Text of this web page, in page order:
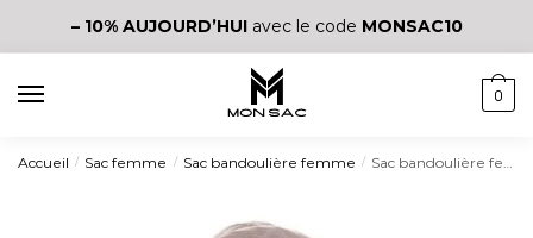
– 10% AUJOURD’HUIavec le code MONSAC10
0
Accueil / Sac femme / Sac bandoulière femme / Sac bandoulière femme en velours côtelé